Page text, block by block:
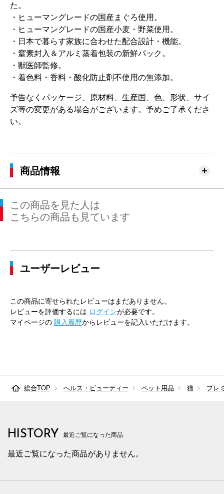
た。
・ヒューマングレードの国産まぐろ使用。
・ヒューマングレードの国産小麦・野菜使用。
・日本で暮らす家族に合わせた配合設計・機能。
・窒素封入＆アルミ蒸着包装の新鮮パック。
・獣医師監修。
・着色料・香料・酸化防止剤不使用の無添加。
予告なくパッケージ、原材料、生産国、色、形状、サイ
ズ等の変更がある場合がございます。予めご了承くださ
い。
商品情報
この商品を見た人は
こちらの商品も見ています
ユーザーレビュー
この商品に寄せられたレビューはまだありません。
レビューを評価するには ログインが必要です。
マイページの 購入履歴からレビューを記入いただけます。
総合TOP ヘルス・ビューティー ペット用品 猫 プレ
HISTORY 最近ご覧になった商品
最近ご覧になった商品がありません。